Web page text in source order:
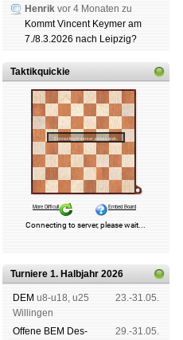
Henrik vor 4 Monaten zu
Kommt Vincent Keymer am
7./8.3.2026 nach Leipzig?
Taktikquickie
Turniere 1. Halbjahr 2026
DEM u8-u18, u25
Wil­lin­gen
23.-31.05.
Offene BEM Des­
29.-31.05.